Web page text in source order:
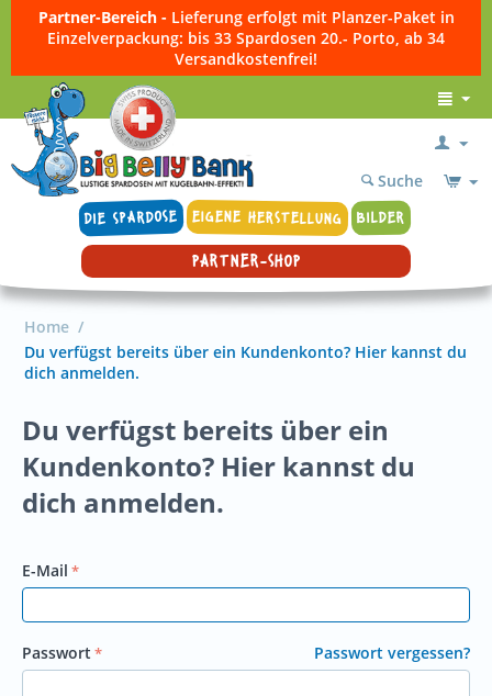
Partner-Bereich - Lieferung erfolgt mit Planzer-Paket in
Einzelverpackung: bis 33 Spardosen 20.- Porto, ab 34
Versandkostenfrei!
DIE SPARDOSE EIGENE HERSTELLUNG BILDER
Suche
PARTNER-SHOP
Home /
Du verfügst bereits über ein Kundenkonto? Hier kannst du
dich anmelden.
Du verfügst bereits über ein
Kundenkonto? Hier kannst du
dich anmelden.
E-Mail
Passwort Passwort vergessen?